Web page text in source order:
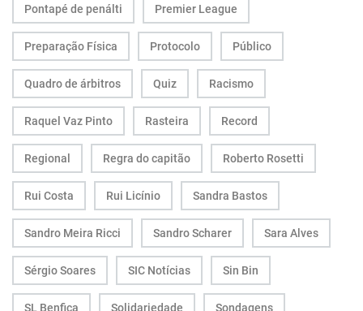
Pontapé de penálti Premier League
Preparação Física Protocolo Público
Quadro de árbitros Quiz Racismo
Raquel Vaz Pinto Rasteira Record
Regional Regra do capitão Roberto Rosetti
Rui Costa Rui Licínio Sandra Bastos
Sandro Meira Ricci Sandro Scharer Sara Alves
Sérgio Soares SIC Notícias Sin Bin
SL Benfica Solidariedade Sondagens